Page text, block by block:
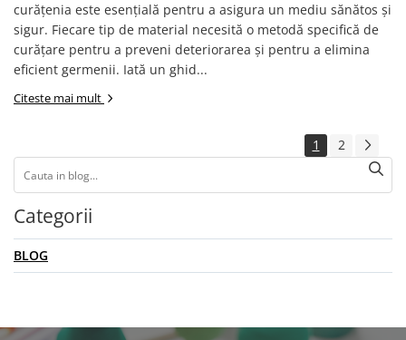
curățenia este esențială pentru a asigura un mediu sănătos și
sigur. Fiecare tip de material necesită o metodă specifică de
curățare pentru a preveni deteriorarea și pentru a elimina
eficient germenii. Iată un ghid...
Citeste mai mult
1 2
Categorii
BLOG